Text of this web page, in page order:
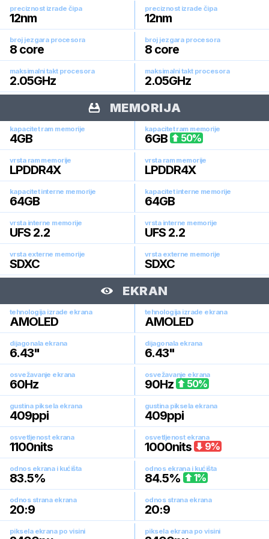
preciznost izrade čipa
12nm
preciznost izrade čipa
12nm
broj jezgara procesora
8 core
broj jezgara procesora
8 core
maksimalni takt procesora
2.05GHz
maksimalni takt procesora
2.05GHz
MEMORIJA
kapacitet ram memorije
4GB
kapacitet ram memorije
6GB 50%
vrsta ram memorije
LPDDR4X
vrsta ram memorije
LPDDR4X
kapacitet interne memorije
64GB
kapacitet interne memorije
64GB
vrsta interne memorije
UFS 2.2
vrsta interne memorije
UFS 2.2
vrsta externe memorije
SDXC
vrsta externe memorije
SDXC
EKRAN
tehnologija izrade ekrana
AMOLED
tehnologija izrade ekrana
AMOLED
dijagonala ekrana
6.43"
dijagonala ekrana
6.43"
osvežavanje ekrana
60Hz
osvežavanje ekrana
90Hz 50%
gustina piksela ekrana
409ppi
gustina piksela ekrana
409ppi
osvetljenost ekrana
1100nits
osvetljenost ekrana
1000nits 9%
odnos ekrana i kućišta
83.5%
odnos ekrana i kućišta
84.5% 1%
odnos strana ekrana
20:9
odnos strana ekrana
20:9
piksela ekrana po visini piksela ekrana po visini